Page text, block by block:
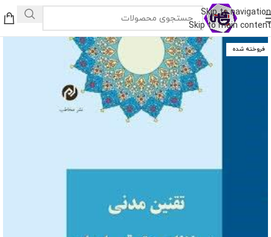
Skip to navigation
Skip to main content
فروخته شده